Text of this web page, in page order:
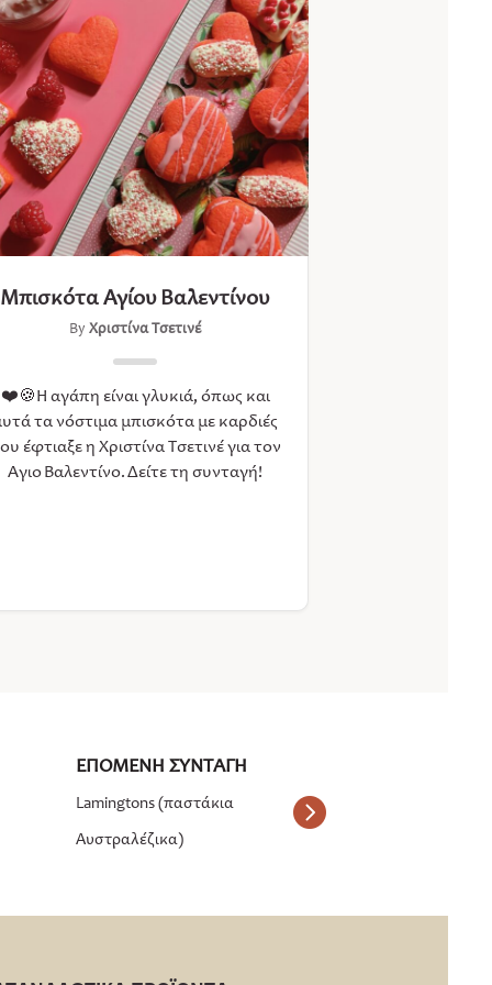
Μπισκότα Αγίου Βαλεντίνου
ByΧριστίνα Τσετινέ
❤️🍪Η αγάπη είναι γλυκιά, όπως και
τα νόστιμα μπισκότα με καρδιές
έφτιαξε η Χριστίνα Τσετινέ για τον
Άγιο Βαλεντίνο. Δείτε τη συνταγή!
Lamingtons (παστάκια
Αυστραλέζικα)